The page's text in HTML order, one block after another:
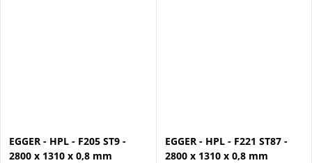
EGGER - HPL - F205 ST9 -
2800 x 1310 x 0,8 mm
EGGER - HPL - F221 ST87 -
2800 x 1310 x 0,8 mm